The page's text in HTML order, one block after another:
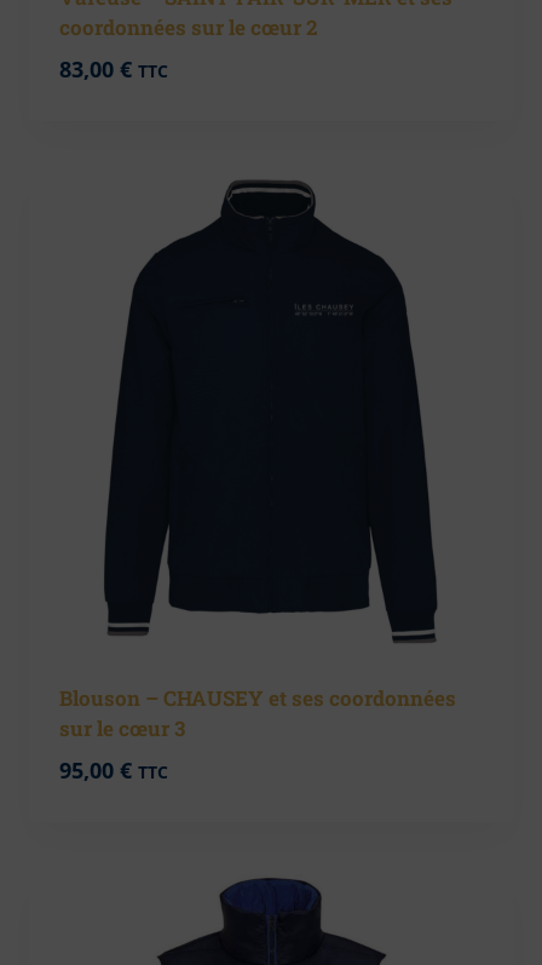
coordonnées sur le cœur 2
83,00 € TTC
Blouson – CHAUSEY et ses coordonnées
sur le cœur 3
95,00 € TTC